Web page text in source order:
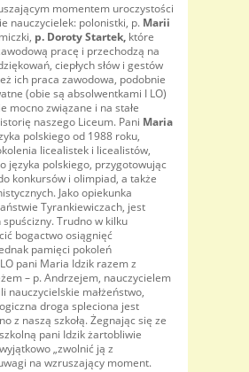
momentem uroczystości
nauczycielek: polonistki, p. Marii
p. Doroty Startek, które
pracę i przechodzą na
ciepłych słów i gestów
ich praca zawodowa, podobnie
(obie są absolwentkami I LO)
mocno związane i na stałe
naszego Liceum. Pani Maria
polskiego od 1988 roku,
licealistek i licealistów,
języka polskiego, przygotowując
konkursów i olimpiad, a także
Jako opiekunka
Tyrankiewiczach, jest
Trudno w kilku
bogactwo osiągnięć
pamięci pokoleń
pani Maria Idzik razem z
– p. Andrzejem, nauczycielem
nauczycielskie małżeństwo,
droga spleciona jest
z naszą szkołą. Żegnając się ze
pani Idzik żartobliwie
„zwolnić ją z
na wzruszający moment.